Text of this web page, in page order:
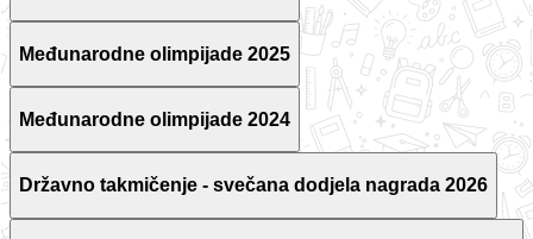
Međunarodne olimpijade 2025
Međunarodne olimpijade 2024
Državno takmičenje - svečana dodjela nagrada 2026